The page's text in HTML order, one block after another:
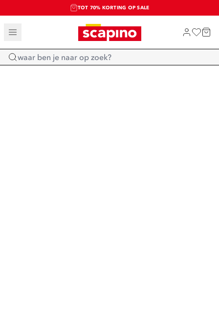
TOT 70% KORTING OP SALE
SALE: LAATSTE KANS!
SHOP NIEUW
Home